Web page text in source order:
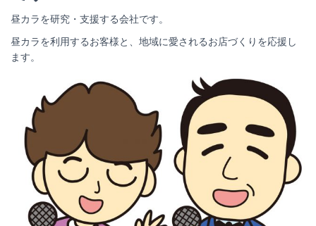
昼カラを研究・支援する会社です。
昼カラを利用するお客様と、地域に愛されるお店づくりを応援し
ます。